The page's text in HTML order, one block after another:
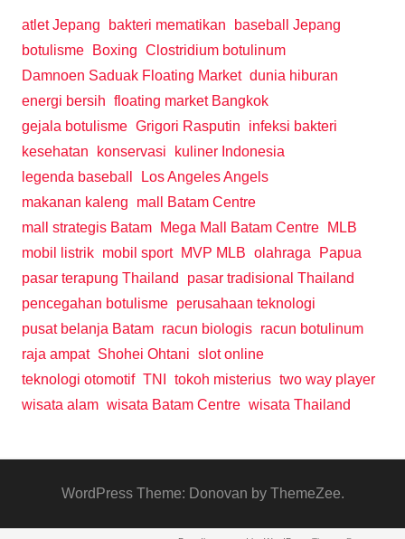
atlet Jepang bakteri mematikan
baseball Jepang
botulisme
Boxing Clostridium botulinum
Damnoen Saduak Floating Market dunia hiburan
energi bersih floating market Bangkok
gejala botulisme Grigori Rasputin
infeksi bakteri
kesehatan
konservasi
kuliner Indonesia
legenda baseball
Los Angeles Angels
makanan kaleng
mall Batam Centre
mall strategis Batam
Mega Mall Batam Centre
MLB
mobil listrik mobil sport MVP MLB olahraga
Papua
pasar terapung Thailand
pasar tradisional Thailand
pencegahan botulisme perusahaan teknologi
pusat belanja Batam racun biologis racun botulinum
raja ampat Shohei Ohtani slot online
teknologi otomotif TNI tokoh misterius two way player
wisata alam wisata Batam Centre wisata Thailand
WordPress Theme: Donovan by ThemeZee.